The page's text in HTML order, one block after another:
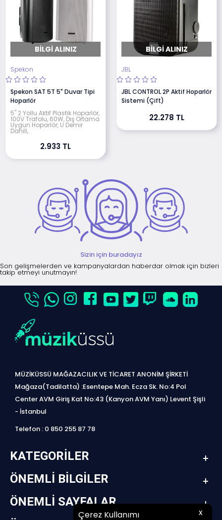
Çerez Kullanımı x
BILGI ALINIZ
Spekon
Spekon SAT 5T 5" Duvar Tipi
Hoparlör
5" 2 Yollu Aktif Plastik Hoparlör,
100V Trafolu, 60W, Dış Ortama
Uygun Hoparlör, U Demir
Dahili,
2.933 TL
BILGI ALINIZ
JBL
JBL CONTROL 2P Aktif Hoparlör
Sistemi (Çift)
22.278 TL
Sizin için buradayız
Son gelişmelerden ve kampanyalardan haberdar olmak için bizleri
takip etmeyi unutmayın!
MÜZİKÜSSÜ MAĞAZACILIK VE TİCARET ANONİM ŞİRKETİ
Mağaza(Tadilatta) :Esentepe Mah. Ecza Sk. No:4 Pol
Center AVM Giriş Kat No:43 (Kanyon AVM Yanı) Levent Şişli
- İstanbul
Telefon : 0 850 255 87 78
KATEGORILER
ÖNEMLI BILGILER
ÖNEMLI SAYFALAR